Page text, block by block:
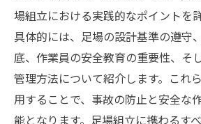
場組立における実践的なポイントを
具体的には、足場の設計基準の遵守
底、作業員の安全教育の重要性、そ
管理方法について紹介します。これ
用することで、事故の防止と安全な
能となります。足場組立に携わるす